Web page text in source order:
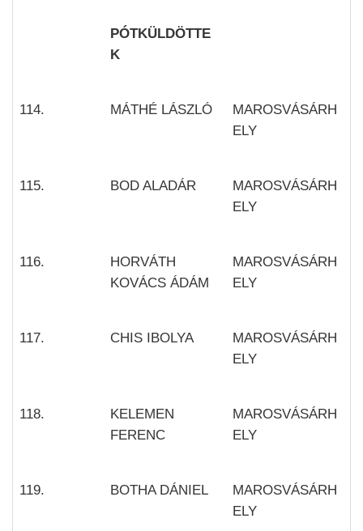
PÓTKÜLDÖTTE
K
114. MÁTHÉ LÁSZLÓ
MAROSVÁSÁRH
ELY
115. BOD ALADÁR
MAROSVÁSÁRH
ELY
116.
HORVÁTH
KOVÁCS ÁDÁM
MAROSVÁSÁRH
ELY
117. CHIS IBOLYA
MAROSVÁSÁRH
ELY
118.
KELEMEN
FERENC
MAROSVÁSÁRH
ELY
119. BOTHA DÁNIEL
MAROSVÁSÁRH
ELY